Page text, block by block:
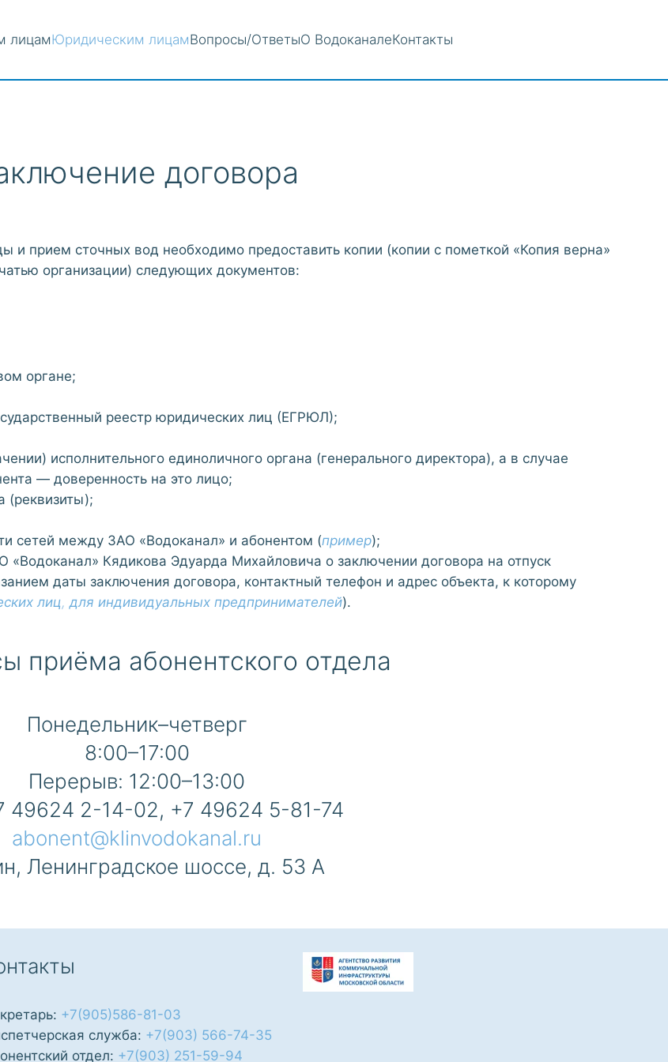
лицамЮридическим лицамВопросы/ОтветыО ВодоканалеКонтакты
договора
и прием сточных вод необходимо предоставить копии (копии с пометкой «Копия верна»
организации) следующих документов:
органе;
реестр юридических лиц (ЕГРЮЛ);
исполнительного единоличного органа (генерального директора), а в случае
— доверенность на это лицо;
(реквизиты);
сетей между ЗАО «Водоканал» и абонентом (пример);
«Водоканал» Кядикова Эдуарда Михайловича о заключении договора на отпуск
даты заключения договора, контактный телефон и адрес объекта, к которому
лиц,для индивидуальных предпринимателей).
приёма абонентского отдела
Понедельник–четверг
8:00–17:00
Перерыв: 12:00–13:00
49624 2-14-02, +7 49624 5-81-74
abonent@klinvodokanal.ru
Ленинградское шоссе, д. 53 А
+7(905)586-81-03
служба: +7(903) 566-74-35
отдел: +7(903) 251-59-94